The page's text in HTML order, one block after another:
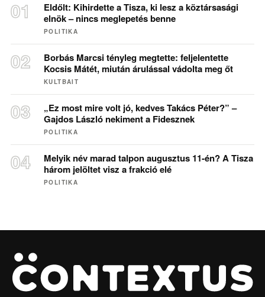
Eldőlt: Kihirdette a Tisza, ki lesz a köztársasági
elnök – nincs meglepetés benne
POLITIKA
Borbás Marcsi tényleg megtette: feljelentette
Kocsis Mátét, miután árulással vádolta meg őt
KULTBAIT
„Ez most mire volt jó, kedves Takács Péter?” –
Gajdos László nekiment a Fidesznek
POLITIKA
Melyik név marad talpon augusztus 11-én? A Tisza
három jelöltet visz a frakció elé
POLITIKA